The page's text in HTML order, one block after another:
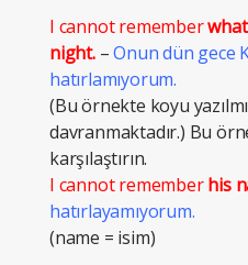
I cannot remember
night.–Onun dün gece
hatırlamıyorum.
(Bu örnekte koyu
davranmaktadır.) Bu
karşılaştırın.
I cannot rememberhis
hatırlayamıyorum.
(name = isim)